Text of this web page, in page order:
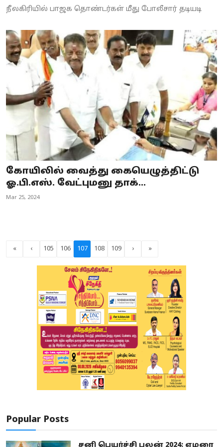
நீலகிரியில் பாஜக தொண்டர்கள் மீது போலீசார் தடியடி
கோயிலில் வைத்து கையெழுத்திட்டு
ஓ.பி.எஸ். வேட்புமனு தாக்...
Mar 25, 2024
« ‹ 105 106 107 108 109 › »
Popular Posts